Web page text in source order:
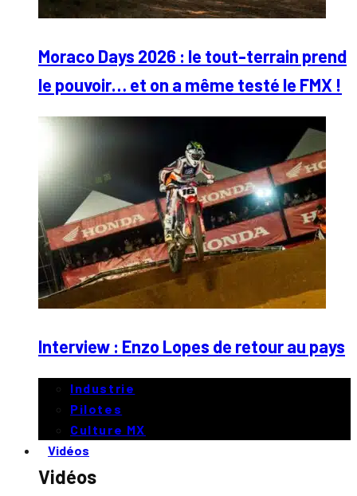
Moraco Days 2026 : le tout-terrain prend
le pouvoir… et on a même testé le FMX !
Interview : Enzo Lopes de retour au pays
Industrie
Pilotes
Culture MX
Vidéos
Vidéos